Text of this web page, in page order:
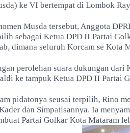
ke VI bertempat di Lombok
Musda tersebut, Anggota
sebagai Ketua DPD II Partai
dimana seluruh Korcam se Kota
perolehan suara dukungan dari
ke tampuk Ketua DPD II Partai
pidatonya seusai terpilih, Rino
dan Simpatisannya. Ia
Partai Golkar Kota Mataram